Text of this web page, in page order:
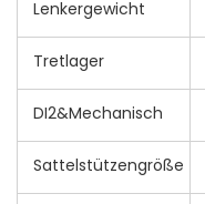
Lenkergewicht
Tretlager
DI2&Mechanisch
Sattelstützengröße